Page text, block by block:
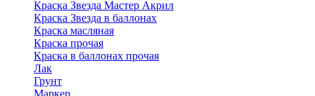
Краска Звезда Мастер Акрил
Краска Звезда в баллонах
Краска масляная
Краска прочая
Краска в баллонах прочая
Лак
Грунт
Маркер